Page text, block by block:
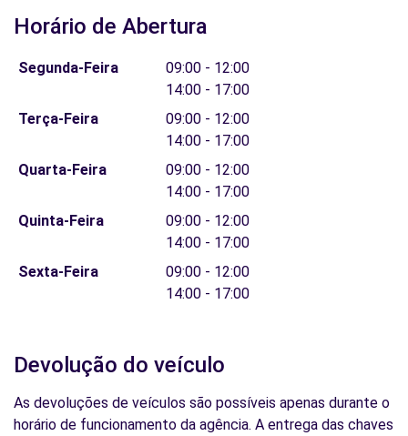
Horário de Abertura
Segunda-Feira
09:00 - 12:00
14:00 - 17:00
Terça-Feira
09:00 - 12:00
14:00 - 17:00
Quarta-Feira
09:00 - 12:00
14:00 - 17:00
Quinta-Feira
09:00 - 12:00
14:00 - 17:00
Sexta-Feira
09:00 - 12:00
14:00 - 17:00
Devolução do veículo
As devoluções de veículos são possíveis apenas durante o
horário de funcionamento da agência. A entrega das chaves